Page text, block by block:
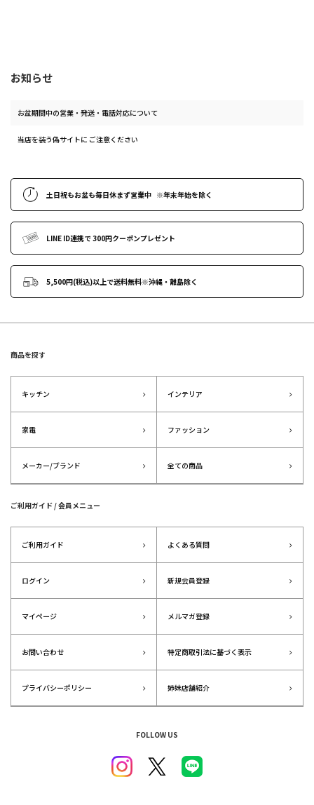
お知らせ
お盆期間中の営業・発送・電話対応について
当店を装う偽サイトに ご注意ください
土日祝もお盆も毎日休まず営業中 ※年末年始を除く
LINE ID連携で300円クーポンプレゼント
5,500円(税込)以上で送料無料※沖縄・離島除く
商品を探す
キッチン インテリア
家電 ファッション
メーカー/ブランド 全ての商品
ご利用ガイド / 会員メニュー
ご利用ガイド よくある質問
ログイン 新規会員登録
マイページ メルマガ登録
お問い合わせ 特定商取引法に基づく表示
プライバシーポリシー 姉妹店舗紹介
FOLLOW US